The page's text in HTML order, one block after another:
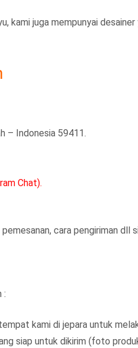
kami juga mempunyai
– Indonesia 59411.
Chat).
cara pengiriman dll
:
kami di jepara untuk
siap untuk dikirim (foto